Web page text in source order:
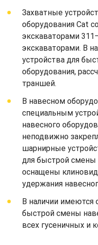
Захватные
оборудования Cat
экскаваторами
экскаваторами. В
устройства для
оборудования,
траншей.
В навесном
специальным
навесного
неподвижно
шарнирные
для быстрой смены
оснащены
удержания
В наличии имеются
быстрой смены
всех гусеничных и